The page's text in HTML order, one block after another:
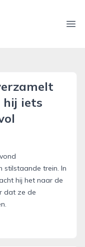
hij iets
stilstaande trein. In
hij het naar de
dat ze de